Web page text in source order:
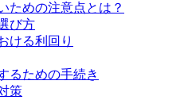
ための注意点とは？
び方
ける利回り
るための手続き
策